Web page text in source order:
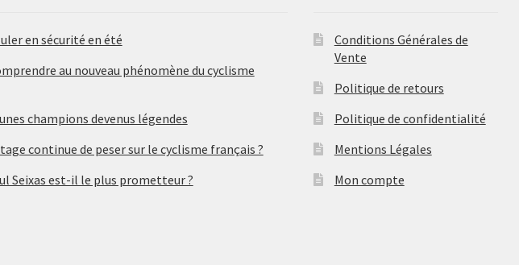
en sécurité en été
au nouveau phénomène du cyclisme
champions devenus légendes
continue de peser sur le cyclisme français ?
Seixas est-il le plus prometteur ?
Conditions Générales de
Vente
Politique de retours
Politique de confidentialité
Mentions Légales
Mon compte